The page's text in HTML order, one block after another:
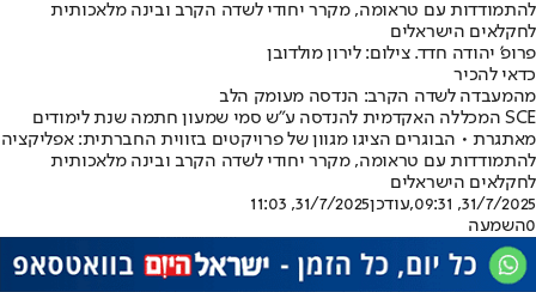
להתמודדות עם טראומה, מקרר יחודי לשדה הקרב ובינה מלאכותית
לחקלאים הישראלים
פרופ' יהודה חדד. צילום: לירון מולדובן
כדאי להכיר
מהמעבדה לשדה הקרב: הנדסה מעומק הלב
SCE המכללה האקדמית להנדסה ע״ש סמי שמעון חתמה שנת לימודים
מאתגרת • הבוגרים הציגו מגוון של פרויקטים בזווית החברתית: אפליקציה
להתמודדות עם טראומה, מקרר יחודי לשדה הקרב ובינה מלאכותית
לחקלאים הישראלים
31/7/2025, 09:31
,עודכן31/7/2025, 11:03
0השמעה